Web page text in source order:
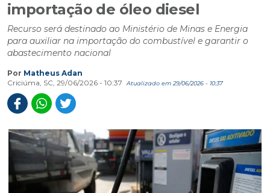
importação de óleo diesel
Recurso será destinado ao Ministério de Minas e Energia
para auxiliar na importação do combustível e garantir o
abastecimento nacional
Por Matheus Adan
Criciúma, SC, 29/06/2026 - 10:37
Atualizado em 29/06/2026 - 10:37